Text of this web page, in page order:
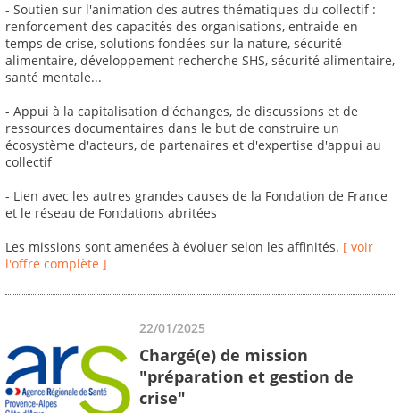
- Soutien sur l'animation des autres thématiques du collectif :
renforcement des capacités des organisations, entraide en
temps de crise, solutions fondées sur la nature, sécurité
alimentaire, développement recherche SHS, sécurité alimentaire,
santé mentale...
- Appui à la capitalisation d'échanges, de discussions et de
ressources documentaires dans le but de construire un
écosystème d'acteurs, de partenaires et d'expertise d'appui au
collectif
- Lien avec les autres grandes causes de la Fondation de France
et le réseau de Fondations abritées
Les missions sont amenées à évoluer selon les affinités. [ voir
l'offre complète ]
22/01/2025
Chargé(e) de mission
"préparation et gestion de
crise"